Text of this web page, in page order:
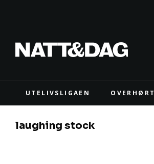
UTELIVSLIGAEN OVERHØRT
laughing stock